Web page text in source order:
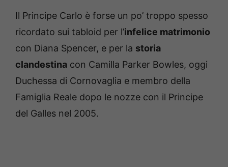
Il Principe Carlo è forse un po’ troppo spesso
ricordato sui tabloid per l’infelice matrimonio
con Diana Spencer, e per la storia
clandestina con Camilla Parker Bowles, oggi
Duchessa di Cornovaglia e membro della
Famiglia Reale dopo le nozze con il Principe
del Galles nel 2005.